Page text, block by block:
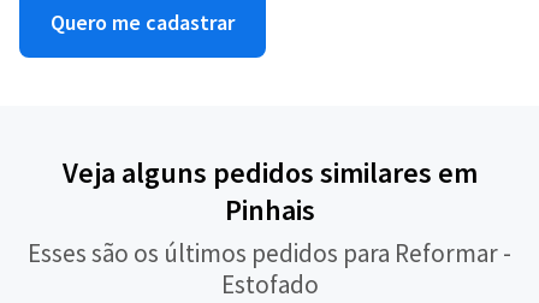
Quero me cadastrar
Veja alguns pedidos similares em
Pinhais
Esses são os últimos pedidos para Reformar -
Estofado